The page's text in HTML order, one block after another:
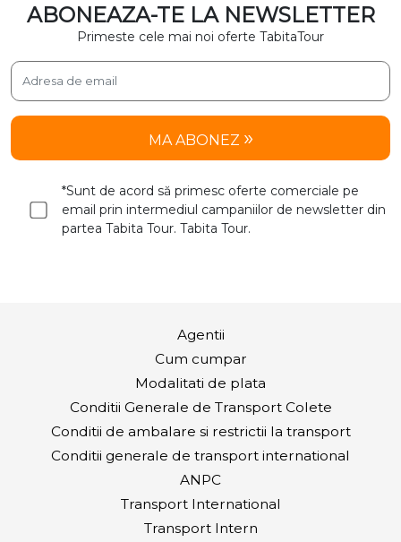
ABONEAZA-TE LA NEWSLETTER
Primeste cele mai noi oferte TabitaTour
MA ABONEZ
*Sunt de acord să primesc oferte comerciale pe
email prin intermediul campaniilor de newsletter din
partea Tabita Tour. Tabita Tour.
Agentii
Cum cumpar
Modalitati de plata
Conditii Generale de Transport Colete
Conditii de ambalare si restrictii la transport
Conditii generale de transport international
ANPC
Transport International
Transport Intern